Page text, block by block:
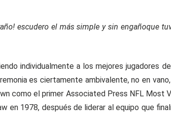
escudero el más simple y sin engañoque
individualmente a los mejores jugadores de
es ciertamente ambivalente, no en
como el primer Associated Press NFL Most
en 1978, después de liderar al equipo que